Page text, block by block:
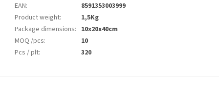
EAN:
8591353003999
Product weight:
1,5Kg
Package dimensions: 10x20x40cm
MOQ /pcs:
10
Pcs / plt: 320